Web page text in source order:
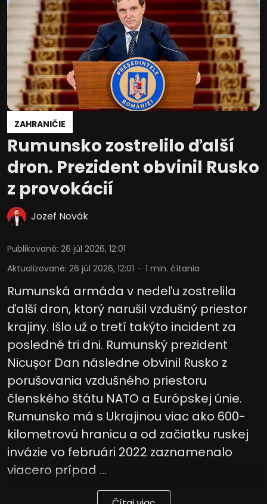
ZAHRANIČIE
Rumunsko zostrelilo ďalší
dron. Prezident obvinil Rusko
z provokácií
Jozef Novák
Publikované: 26 júl 2026, 12:01
Aktualizované: 26 júl 2026, 12:01 1 min. čítania
Rumunská armáda v nedeľu zostrelila
ďalší dron, ktorý narušil vzdušný priestor
krajiny. Išlo už o tretí takýto incident za
posledné tri dni. Rumunský prezident
Nicușor Dan následne obvinil Rusko z
porušovania vzdušného priestoru
členského štátu NATO a Európskej únie.
Rumunsko má s Ukrajinou viac ako 600-
kilometrovú hranicu a od začiatku ruskej
invázie vo februári 2022 zaznamenalo
viacero prípad ...